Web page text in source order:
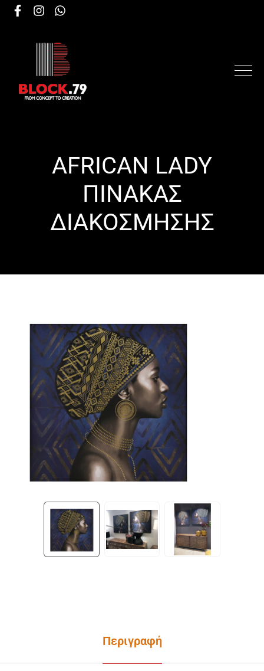
AFRICAN LADY
ΠΙΝΑΚΑΣ
ΔΙΑΚΟΣΜΗΣΗΣ
Περιγραφή